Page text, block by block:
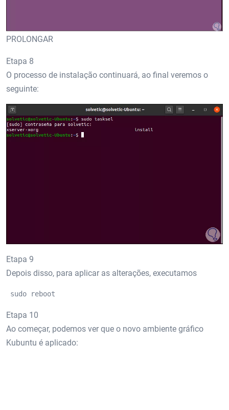
PROLONGAR
Etapa 8
O processo de instalação continuará, ao final veremos o
seguinte:
Etapa 9
Depois disso, para aplicar as alterações, executamos
sudo reboot
Etapa 10
Ao começar, podemos ver que o novo ambiente gráfico
Kubuntu é aplicado: